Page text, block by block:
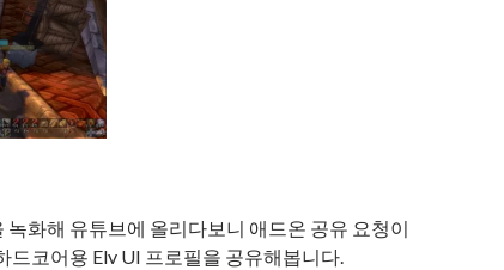
화해 유튜브에 올리다보니 애드온 공유 요청이
드코어용 Elv UI 프로필을 공유해봅니다.